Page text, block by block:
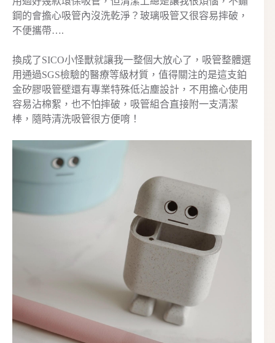
鋼的會擔心吸管內沒洗乾淨？玻璃吸管又很容易摔破，
不便攜帶….
換成了SICO小怪獸就讓我一整個大放心了，吸管整體選
用通過SGS檢驗的醫療等級材質，值得關注的是這支鉑
金矽膠吸管壁還有專業特殊低沾塵設計，不用擔心使用
容易沾棉絮，也不怕摔破，吸管組合直接附一支清潔
棒，隨時清洗吸管很方便唷！